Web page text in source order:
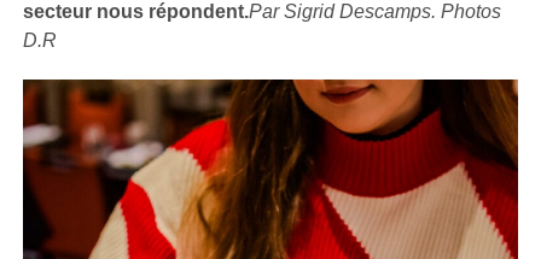
secteur nous répondent.Par Sigrid Descamps. Photos
D.R